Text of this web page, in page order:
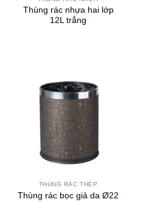
Thùng rác nhựa hai lớp
12L trắng
THÙNG RÁC THÉP
Thùng rác bọc giả da Ø22